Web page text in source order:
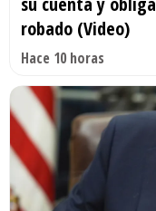
robado (Video)
Hace 10 horas